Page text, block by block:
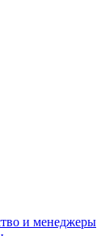
и менеджеры